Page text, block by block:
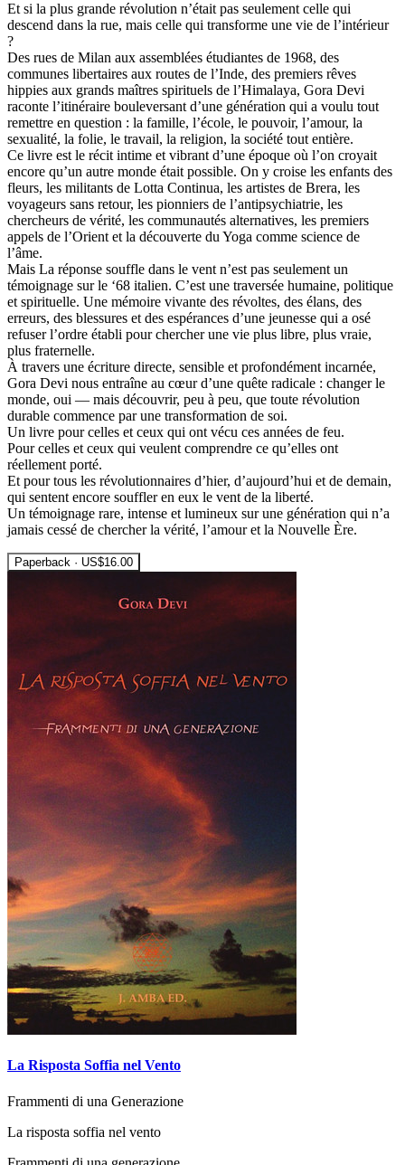
Et si la plus grande révolution n’était pas seulement celle qui
descend dans la rue, mais celle qui transforme une vie de l’intérieur
?
Des rues de Milan aux assemblées étudiantes de 1968, des
communes libertaires aux routes de l’Inde, des premiers rêves
hippies aux grands maîtres spirituels de l’Himalaya, Gora Devi
raconte l’itinéraire bouleversant d’une génération qui a voulu tout
remettre en question : la famille, l’école, le pouvoir, l’amour, la
sexualité, la folie, le travail, la religion, la société tout entière.
Ce livre est le récit intime et vibrant d’une époque où l’on croyait
encore qu’un autre monde était possible. On y croise les enfants des
fleurs, les militants de Lotta Continua, les artistes de Brera, les
voyageurs sans retour, les pionniers de l’antipsychiatrie, les
chercheurs de vérité, les communautés alternatives, les premiers
appels de l’Orient et la découverte du Yoga comme science de
l’âme.
Mais La réponse souffle dans le vent n’est pas seulement un
témoignage sur le ‘68 italien. C’est une traversée humaine, politique
et spirituelle. Une mémoire vivante des révoltes, des élans, des
erreurs, des blessures et des espérances d’une jeunesse qui a osé
refuser l’ordre établi pour chercher une vie plus libre, plus vraie,
plus fraternelle.
À travers une écriture directe, sensible et profondément incarnée,
Gora Devi nous entraîne au cœur d’une quête radicale : changer le
monde, oui — mais découvrir, peu à peu, que toute révolution
durable commence par une transformation de soi.
Un livre pour celles et ceux qui ont vécu ces années de feu.
Pour celles et ceux qui veulent comprendre ce qu’elles ont
réellement porté.
Et pour tous les révolutionnaires d’hier, d’aujourd’hui et de demain,
qui sentent encore souffler en eux le vent de la liberté.
Un témoignage rare, intense et lumineux sur une génération qui n’a
jamais cessé de chercher la vérité, l’amour et la Nouvelle Ère.
Paperback · US$16.00
La Risposta Soffia nel Vento
Frammenti di una Generazione
La risposta soffia nel vento